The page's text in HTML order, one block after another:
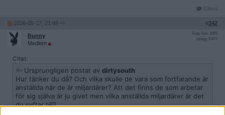
Citera
2026-05-17, 21:49 #342
Bunny
Medlem
Reg: Dec 2005
Inlägg: 9 871
Citat:
Ursprungligen postat av dirtysouth
Hur tänker du då? Och vilka skulle de vara som fortfarande är
anställda när de är miljardärer? Att det finns de som arbetar
för sig själva är ju givet men vilka anställda miljardärer är det
du syftar till?